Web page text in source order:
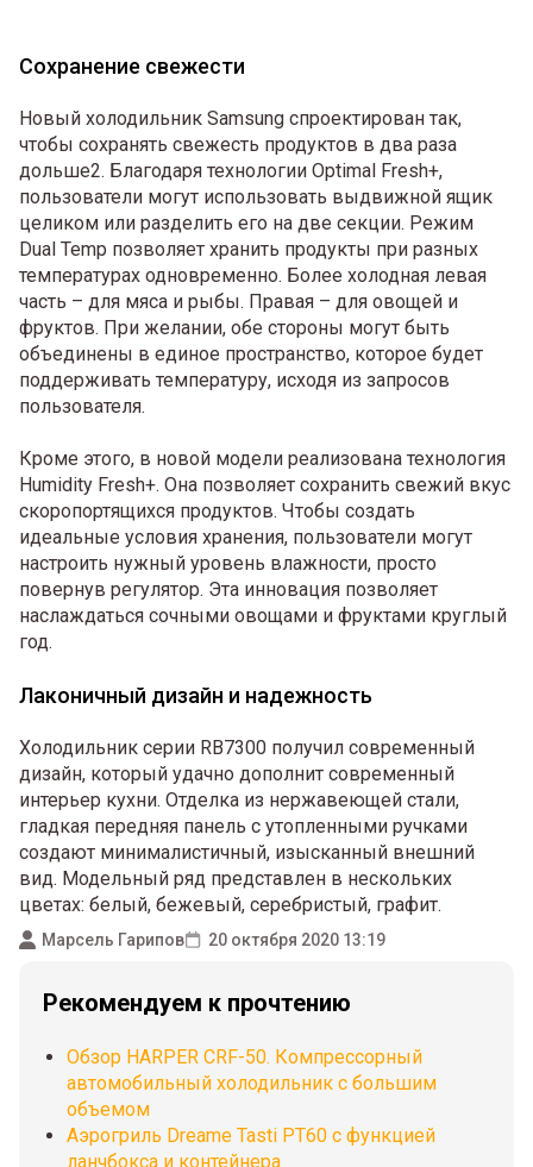
Сохранение свежести
Новый холодильник Samsung спроектирован так,
чтобы сохранять свежесть продуктов в два раза
дольше2. Благодаря технологии Optimal Fresh+,
пользователи могут использовать выдвижной ящик
целиком или разделить его на две секции. Режим
Dual Temp позволяет хранить продукты при разных
температурах одновременно. Более холодная левая
часть – для мяса и рыбы. Правая – для овощей и
фруктов. При желании, обе стороны могут быть
объединены в единое пространство, которое будет
поддерживать температуру, исходя из запросов
пользователя.
Кроме этого, в новой модели реализована технология
Humidity Fresh+. Она позволяет сохранить свежий вкус
скоропортящихся продуктов. Чтобы создать
идеальные условия хранения, пользователи могут
настроить нужный уровень влажности, просто
повернув регулятор. Эта инновация позволяет
наслаждаться сочными овощами и фруктами круглый
год.
Лаконичный дизайн и надежность
Холодильник серии RB7300 получил современный
дизайн, который удачно дополнит современный
интерьер кухни. Отделка из нержавеющей стали,
гладкая передняя панель с утопленными ручками
создают минималистичный, изысканный внешний
вид. Модельный ряд представлен в нескольких
цветах: белый, бежевый, серебристый, графит.
Марсель Гарипов 20 октября 2020 13:19
Рекомендуем к прочтению
Обзор HARPER CRF-50. Компрессорный
автомобильный холодильник с большим
объемом
Аэрогриль Dreame Tasti PT60 с функцией
ланчбокса и контейнера